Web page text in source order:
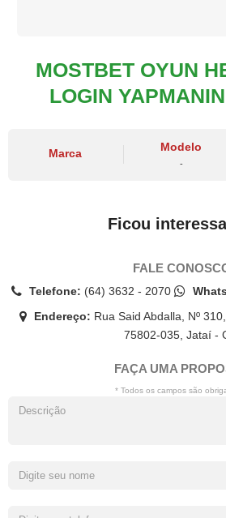
MOSTBET OYUN
LOGIN
Marca
Modelo
-
Ficou
FALE
Telefone: (64) 3632 - 2070
Endereço: Rua Said Abdalla, Nº
75802-035, Jataí -
FAÇA UMA
* Todos os campos são